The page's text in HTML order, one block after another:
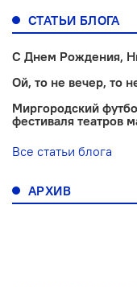
СТАТЬИ БЛОГА
С Днем Рождения,
Ой, то не вечер, то
Миргородский
фестиваля театров
Все статьи блога
АРХИВ